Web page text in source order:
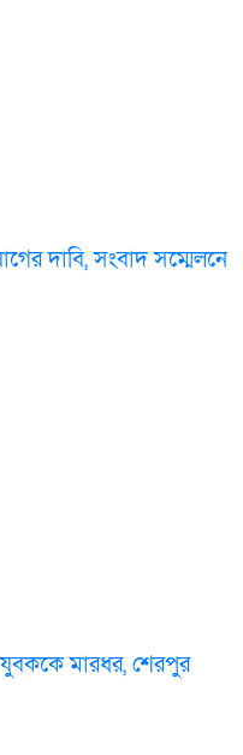
দাবি, সংবাদ সম্মেলনে
মারধর, শেরপুর